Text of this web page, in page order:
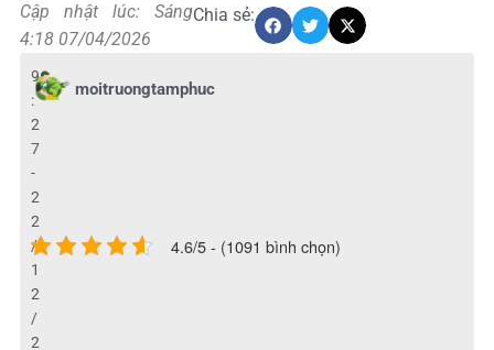
Cập nhật lúc: Sáng
4:18 07/04/2026
Chia sẻ:
moitruongtamphuc
9
:
2
7
-
2
2
/
1
2
/
2
4.6/5 - (1091 bình chọn)